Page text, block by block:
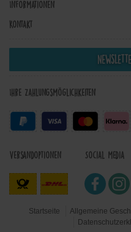
Informationen
Kontakt
Ihre Zahlungsmöglichkeiten
Versandoptionen Social Media
Startseite Allgemeine